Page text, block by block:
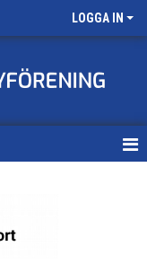
LOGGA IN